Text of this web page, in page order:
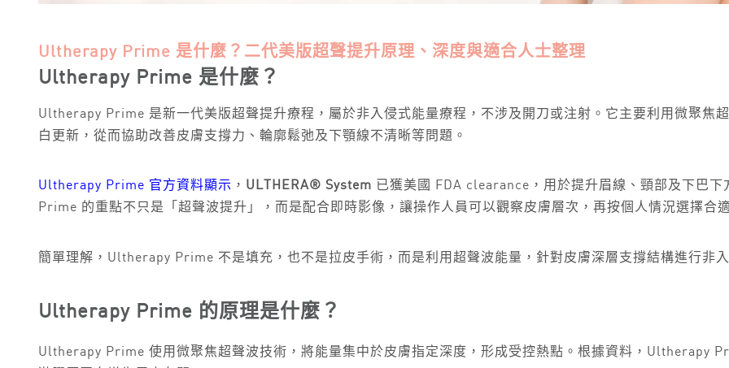
Ultherapy Prime 是什麼？二代美版超聲提升原理、深度與適合人士整理
Ultherapy Prime 是什麼？
Ultherapy Prime 是新一代美版超聲提升療程，屬於非入侵式能量療程，不涉及開刀或注射。它主要利用微聚焦
白更新，從而協助改善皮膚支撐力、輪廓鬆弛及下顎線不清晰等問題。
Ultherapy Prime 官方資料顯示 ， ULTHERA® System 已獲美國 FDA clearance，用於提升眉線、頸部及下巴
Prime 的重點不只是「超聲波提升」，而是配合即時影像，讓操作人員可以觀察皮膚層次，再按個人情況選擇合
簡單理解，Ultherapy Prime 不是填充，也不是拉皮手術，而是利用超聲波能量，針對皮膚深層支撐結構進行非
Ultherapy Prime 的原理是什麼？
Ultherapy Prime 使用微聚焦超聲波技術，將能量集中於皮膚指定深度，形成受控熱點。根據資料，Ultherapy